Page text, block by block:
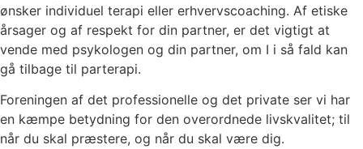
ønsker individuel terapi eller erhvervscoaching. Af etiske
årsager og af respekt for din partner, er det vigtigt at
vende med psykologen og din partner, om I i så fald kan
gå tilbage til parterapi.
Foreningen af det professionelle og det private ser vi har
en kæmpe betydning for den overordnede livskvalitet; til
når du skal præstere, og når du skal være dig.